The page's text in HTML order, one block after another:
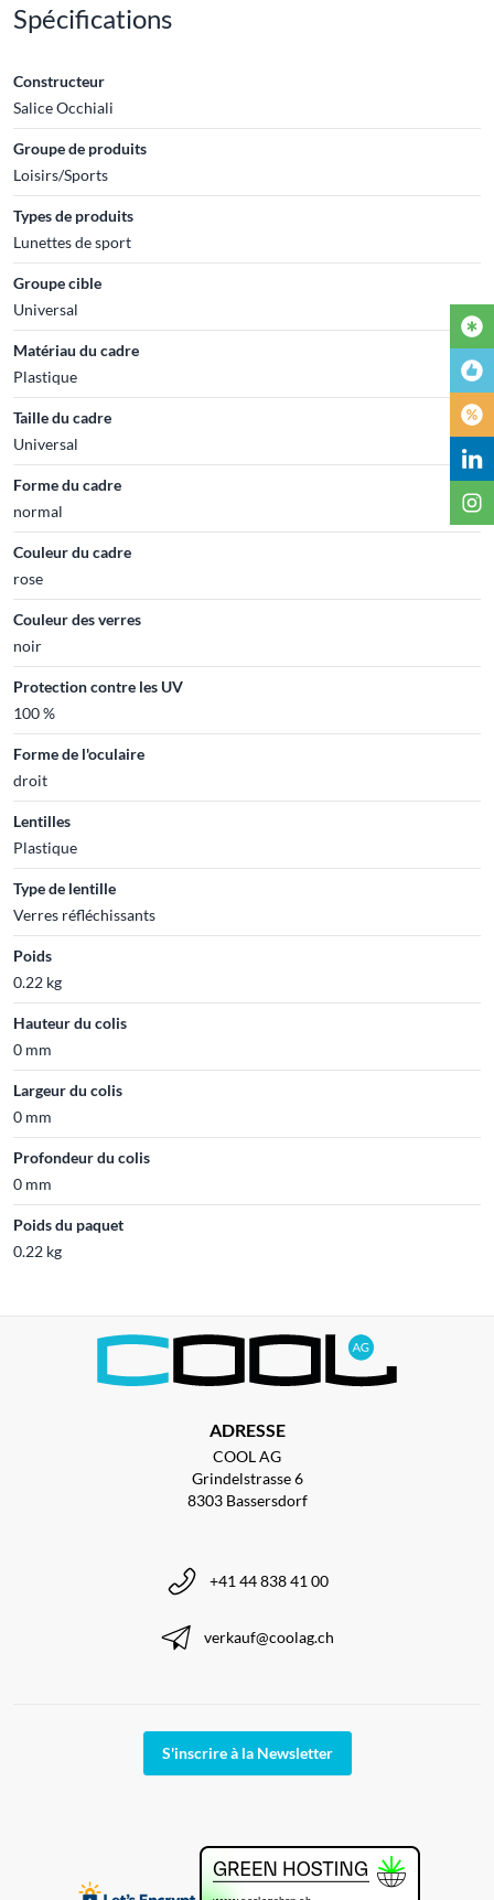
Spécifications
Constructeur
Salice Occhiali
Groupe de produits
Loisirs/Sports
Types de produits
Lunettes de sport
Groupe cible
Universal
Matériau du cadre
Plastique
Taille du cadre
Universal
Forme du cadre
normal
Couleur du cadre
rose
Couleur des verres
noir
Protection contre les UV
100 %
Forme de l'oculaire
droit
Lentilles
Plastique
Type de lentille
Verres réfléchissants
Poids
0.22 kg
Hauteur du colis
0 mm
Largeur du colis
0 mm
Profondeur du colis
0 mm
Poids du paquet
0.22 kg
ADRESSE
COOL AG
Grindelstrasse 6
8303 Bassersdorf
+41 44 838 41 00
verkauf@coolag.ch
S'inscrire à la Newsletter